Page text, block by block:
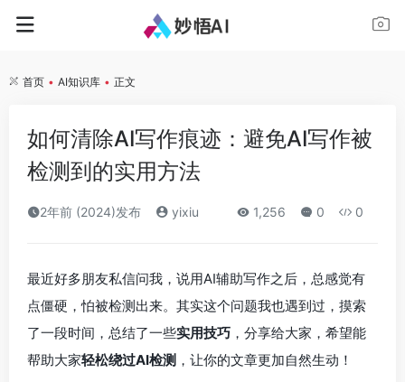
首页 • AI知识库 • 正文
如何清除AI写作痕迹：避免AI写作被
检测到的实用方法
2年前 (2024)发布 yixiu 1,256 0 0
最近好多朋友私信问我，说用AI辅助写作之后，总感觉有
点僵硬，怕被检测出来。其实这个问题我也遇到过，摸索
了一段时间，总结了一些实用技巧 ，分享给大家，希望能
帮助大家轻松绕过AI检测 ，让你的文章更加自然生动！